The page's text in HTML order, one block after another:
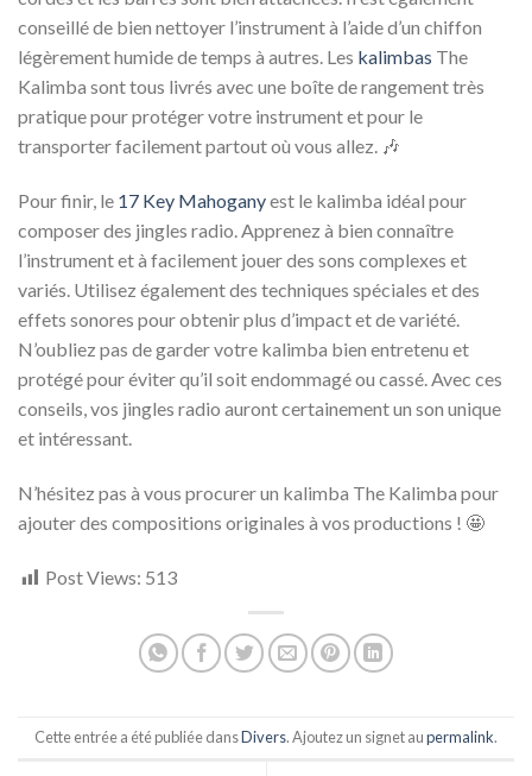
conseillé de bien nettoyer l’instrument à l’aide d’un chiffon
légèrement humide de temps à autres. Les kalimbas The
Kalimba sont tous livrés avec une boîte de rangement très
pratique pour protéger votre instrument et pour le
transporter facilement partout où vous allez. 🎶
Pour finir, le 17 Key Mahoganyest le kalimba idéal pour
composer des jingles radio. Apprenez à bien connaître
l’instrument et à facilement jouer des sons complexes et
variés. Utilisez également des techniques spéciales et des
effets sonores pour obtenir plus d’impact et de variété.
N’oubliez pas de garder votre kalimba bien entretenu et
protégé pour éviter qu’il soit endommagé ou cassé. Avec ces
conseils, vos jingles radio auront certainement un son unique
et intéressant.
N’hésitez pas à vous procurer un kalimba The Kalimba pour
ajouter des compositions originales à vos productions ! 🤩
Post Views: 513
Cette entrée a été publiée dansDivers. Ajoutez un signet aupermalink.